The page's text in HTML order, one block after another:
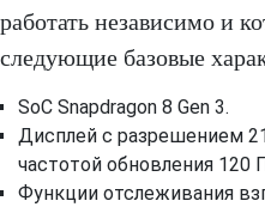
работать независимо и
следующие базовые
SoC Snapdragon 8 Gen 3.
Дисплей с разрешением
частотой обновления 120
Функции отслеживания